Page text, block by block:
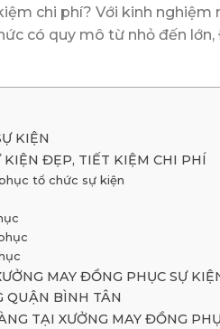
chi phí? Với kinh
có quy mô từ nhỏ đến
KIỆN
KIỆN ĐẸP, TIẾT KIỆM CHI PHÍ
tổ chức sự kiện
MAY ĐỒNG PHỤC SỰ
QUẬN BÌNH TÂN
TẠI XƯỞNG MAY ĐỒNG